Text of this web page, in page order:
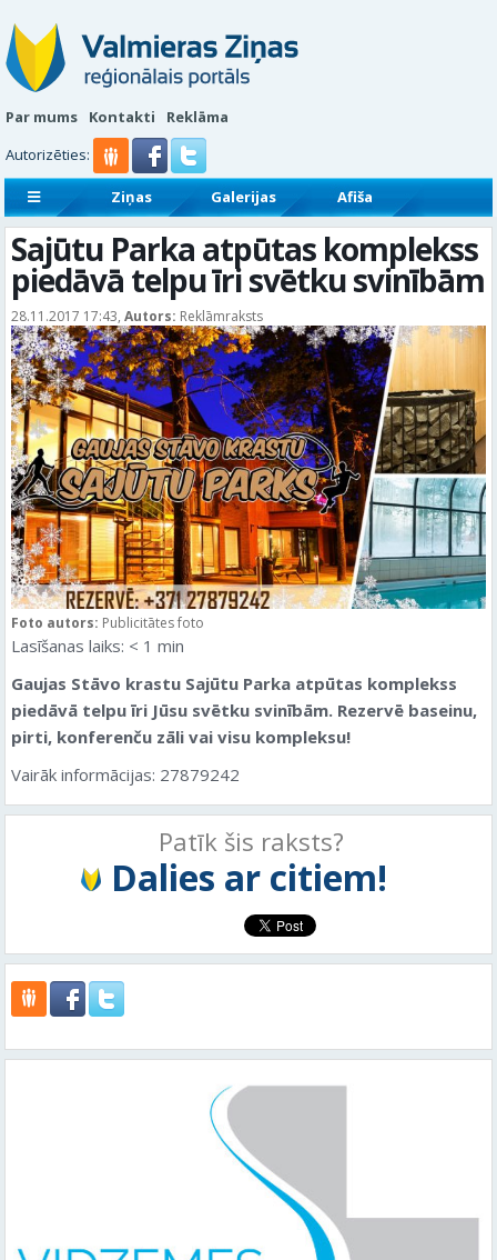
Par mums Kontakti
Reklāma
Autorizēties:
Ziņas Galerijas
Afiša
Sludinājumi
Reklāmraksti
Sajūtu Parka atpūtas komplekss
piedāvā telpu īri svētku svinībām
28.11.2017 17:43, Autors: Reklāmraksts
Foto autors: Publicitātes foto
Lasīšanas laiks: < 1 min
Gaujas Stāvo krastu Sajūtu Parka atpūtas komplekss
piedāvā telpu īri Jūsu svētku svinībām. Rezervē baseinu,
pirti, konferenču zāli vai visu kompleksu!
Vairāk informācijas: 27879242
Patīk šis raksts?
Dalies ar citiem!